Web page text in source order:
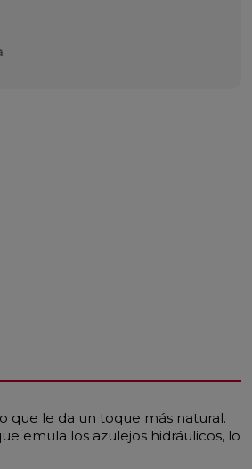
que le da un toque más natural.
emula los azulejos hidráulicos, lo